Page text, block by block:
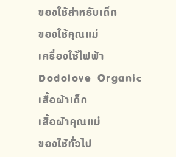
ของใช้สำหรับเด็ก
ของใช้คุณแม่
เครื่องใช้ไฟฟ้า
Dodolove Organic
เสื้อผ้าเด็ก
เสื้อผ้าคุณแม่
ของใช้ทั่วไป